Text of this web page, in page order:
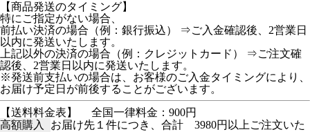
【商品発送のタイミング】
特にご指定がない場合、
前払い決済の場合（例：銀行振込） ⇒ご入金確認後、2営業日
以内に発送いたします。
上記以外の決済の場合（例：クレジットカード） ⇒ご注文確
認後、2営業日以内に発送いたします。
※発送前支払いの場合は、お客様のご入金タイミングにより、
お届け予定日が前後することがございます。
【送料料金表】
全国一律料金：900円
高額購入
お届け先１件につき、合計 3980円以上ご注文いた